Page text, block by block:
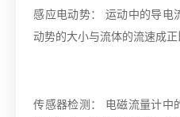
感应电动势： 运动中的导电
动势的大小与流体的流速成正
传感器检测： 电磁流量计中